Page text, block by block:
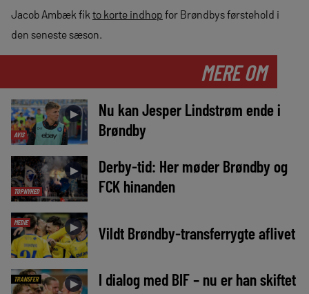
Jacob Ambæk fik to korte indhop for Brøndbys førstehold i
den seneste sæson.
MERE OM
AVIS
►
Nu kan Jesper Lindstrøm ende i
Brøndby
TOPNYHED
►
Derby-tid: Her møder Brøndby og
FCK hinanden
MEDIE ► Vildt Brøndby-transferrygte aflivet
TRANSFER ►
I dialog med BIF – nu er han skiftet